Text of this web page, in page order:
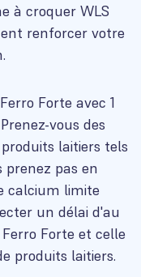
à croquer WLS
renforcer votre
Forte avec 1
vous des
laitiers tels
pas en
calcium limite
un délai d'au
Forte et celle
produits laitiers.